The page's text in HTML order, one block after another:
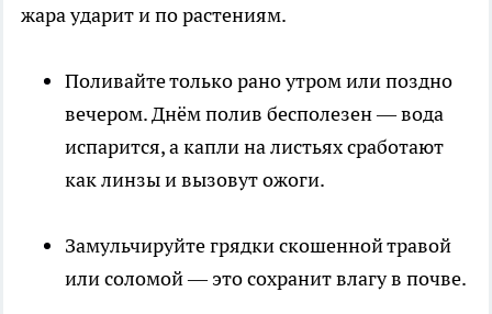
жара ударит и по растениям.
Поливайте только рано утром или поздно
вечером. Днём полив бесполезен — вода
испарится, а капли на листьях сработают
как линзы и вызовут ожоги.
Замульчируйте грядки скошенной травой
или соломой — это сохранит влагу в почве.